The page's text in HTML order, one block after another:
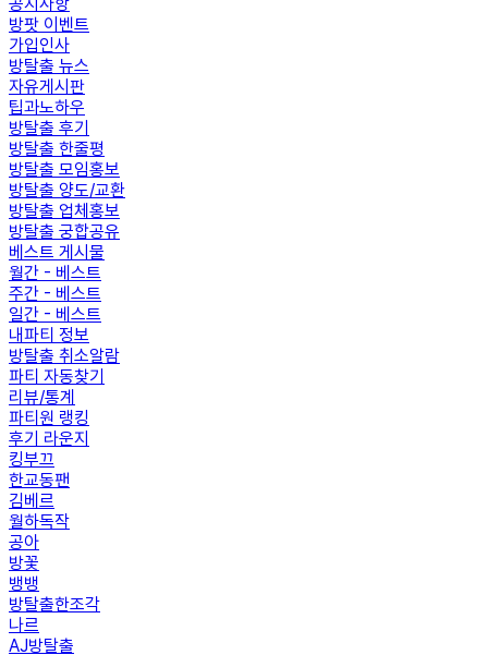
방팟 이벤트
가입인사
방탈출 뉴스
자유게시판
팁과노하우
방탈출 후기
방탈출 한줄평
방탈출 모임홍보
방탈출 양도/교환
방탈출 업체홍보
방탈출 궁합공유
베스트 게시물
월간 - 베스트
주간 - 베스트
일간 - 베스트
내파티 정보
방탈출 취소알람
파티 자동찾기
리뷰/통계
파티원 랭킹
후기 라운지
킹부끄
한교동팬
김베르
월하독작
공아
방꽃
뱅뱅
방탈출한조각
나르
AJ방탈출